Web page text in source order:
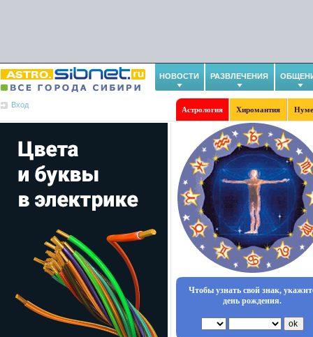
НОВОСТИ РАЗВЛЕЧЕНИЯ
Вход
Астрология Хиромантия
Чтобы узнать свой знак,
день рождения.